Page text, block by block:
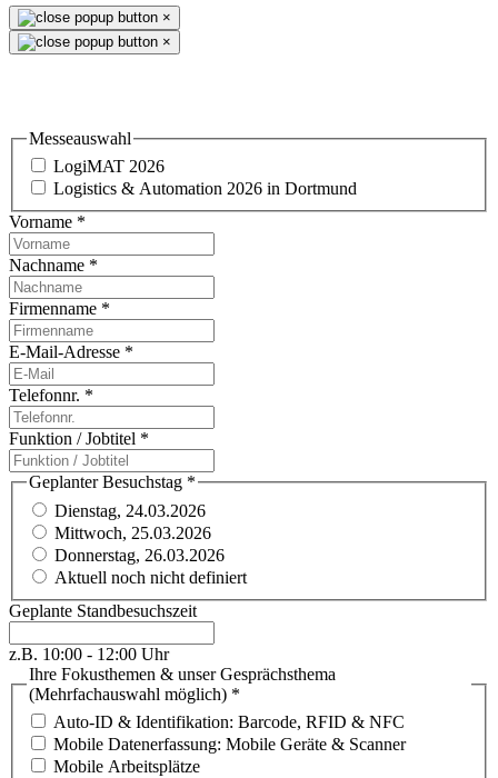
×
×
Messeauswahl
LogiMAT 2026
Logistics & Automation 2026 in Dortmund
Vorname *
Nachname *
Firmenname *
E-Mail-Adresse *
Telefonnr. *
Funktion / Jobtitel *
Geplanter Besuchstag *
Dienstag, 24.03.2026
Mittwoch, 25.03.2026
Donnerstag, 26.03.2026
Aktuell noch nicht definiert
Geplante Standbesuchszeit
z.B. 10:00 - 12:00 Uhr
Ihre Fokusthemen & unser Gesprächsthema
(Mehrfachauswahl möglich) *
Auto-ID & Identifikation: Barcode, RFID & NFC
Mobile Datenerfassung: Mobile Geräte & Scanner
Mobile Arbeitsplätze